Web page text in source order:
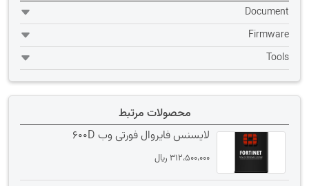
Document
Firmware
Tools
محصولات مرتبط
لایسنس فایروال فورتی وب 600D
312،500،000 ﷼